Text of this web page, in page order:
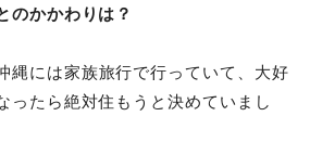
かかわりは？
縄には家族旅行で行っていて、大好
ったら絶対住もうと決めていまし